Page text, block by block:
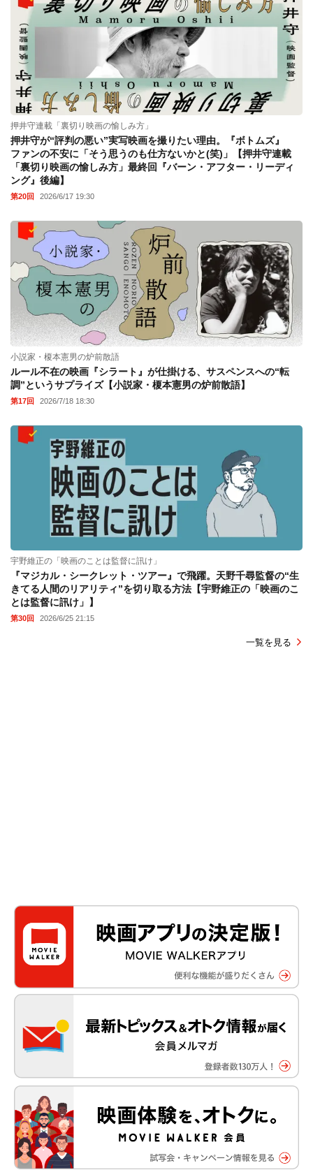
押井守連載「裏切り映画の愉しみ方」
押井守が“評判の悪い”実写映画を撮りたい理由。『ボトムズ』
ファンの不安に「そう思うのも仕方ないかと(笑)」【押井守連載
「裏切り映画の愉しみ方」最終回『バーン・アフター・リーディ
ング』後編】
第20回 2026/6/17 19:30
小説家・榎本憲男の炉前散語
ルール不在の映画『シラート』が仕掛ける、サスペンスへの“転
調”というサプライズ【小説家・榎本憲男の炉前散語】
第17回 2026/7/18 18:30
宇野維正の「映画のことは監督に訊け」
『マジカル・シークレット・ツアー』で飛躍。天野千尋監督の“生
きてる人間のリアリティ”を切り取る方法【宇野維正の「映画のこ
とは監督に訊け」】
第30回 2026/6/25 21:15
一覧を見る